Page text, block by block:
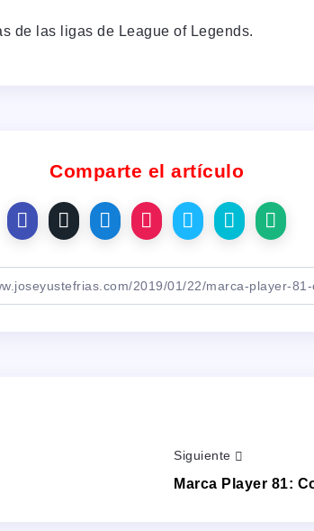
de las ligas de League of Legends.
Comparte el artículo
Siguiente
Marca Player 81: